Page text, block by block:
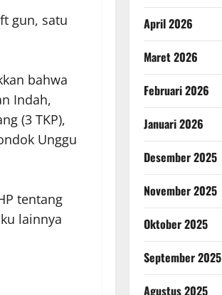
gun, satu
bahwa
Indah,
(3 TKP),
Unggu
tentang
lainnya
April 2026
Maret 2026
Februari 2026
Januari 2026
Desember 2025
November 2025
Oktober 2025
September 2025
Agustus 2025